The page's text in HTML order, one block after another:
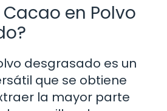
Cacao en Polvo
desgrasado es un
que se obtiene
la mayor parte